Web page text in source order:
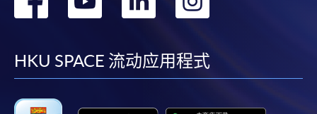
facebook
youtube
linkedin
HKU SPACE 流动应用程式